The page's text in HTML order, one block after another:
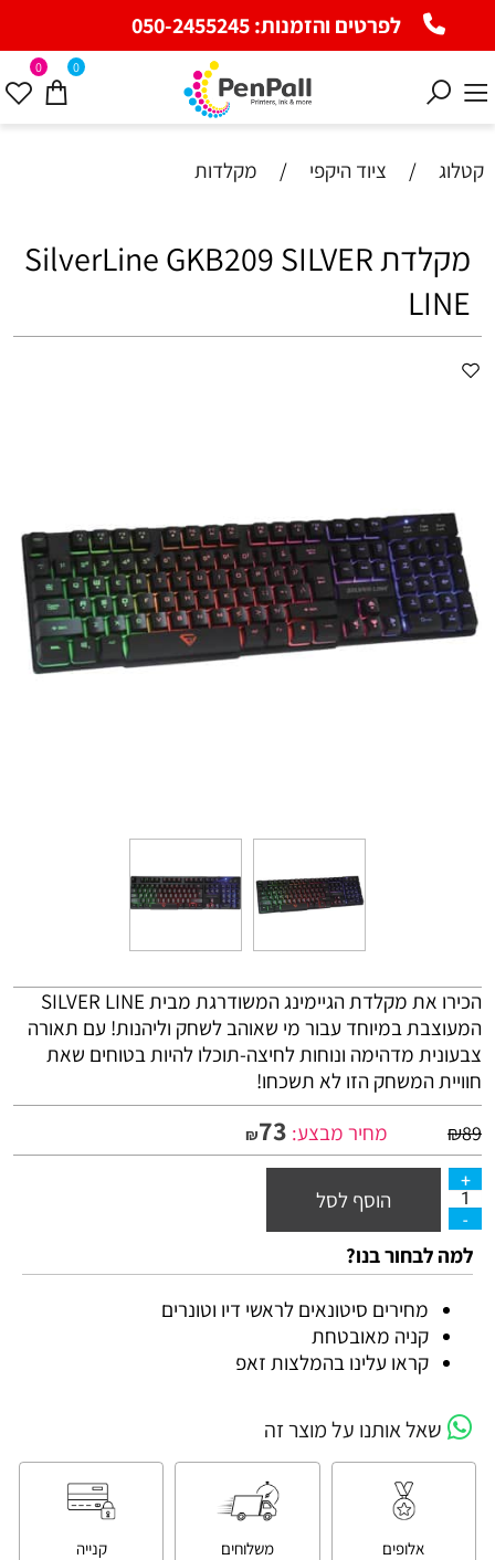
לפרטים והזמנות:050-2455245
0 0
קטלוג / ציוד היקפי / מקלדות
‏מקלדת SilverLine GKB209 SILVER
LINE
הכירו את מקלדת הגיימינג המשודרגת מבית SILVER LINE
המעוצבת במיוחד עבור מי שאוהב לשחק וליהנות! עם תאורה
צבעונית מדהימה ונוחות לחיצה-תוכלו להיות בטוחים שאת
חוויית המשחק הזו לא תשכחו!
₪89 מחיר מבצע: ₪73
הוסף לסל
למה לבחור בנו?
מחירים סיטונאים לראשי דיו וטונרים
קניה מאובטחת
קראו עלינו בהמלצות זאפ
שאל אותנו על מוצר זה
אלופים
משלוחים
קנייה